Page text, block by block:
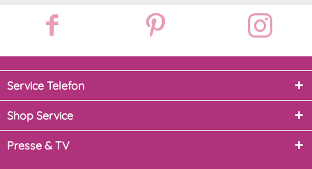
Service Telefon
Shop Service
Presse & TV